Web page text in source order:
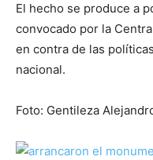
El hecho se produce a
convocado por la
en contra de las
nacional.
Foto: Gentileza